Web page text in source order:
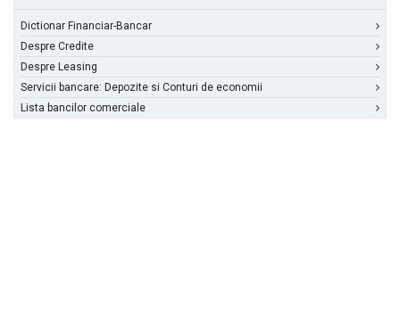
Dictionar Financiar-Bancar
Despre Credite
Despre Leasing
Servicii bancare: Depozite si Conturi de economii
Lista bancilor comerciale